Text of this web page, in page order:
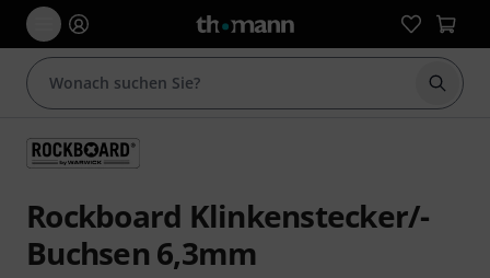
Suche
Rockboard Klinkenstecker/-
Buchsen 6,3mm